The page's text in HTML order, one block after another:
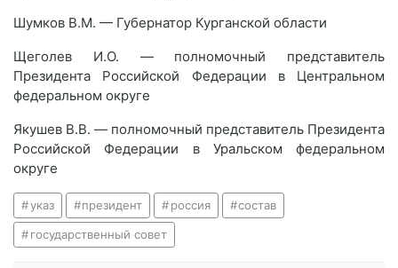
Шумков В.М. — Губернатор Курганской области
Щеголев И.О. — полномочный представитель
Президента Российской Федерации в Центральном
федеральном округе
Якушев В.В. — полномочный представитель Президента
Российской Федерации в Уральском федеральном
округе
указ президент россия состав
государственный совет